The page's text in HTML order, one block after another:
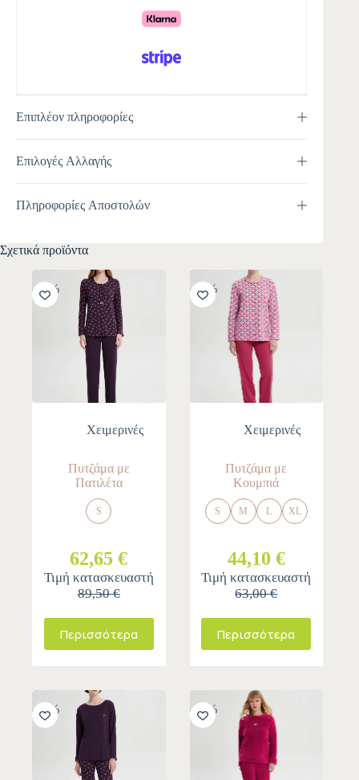
e
:
Επιπλέον πληροφορίες
Επιλογές Αλλαγής
Πληροφορίες Αποστολών
Σχετικά προϊόντα
-30%
Χειμερινές
Πυτζάμα με
Πατιλέτα
S
62,65 €
Τιμή κατασκευαστή
89,50 €
Περισσότερα
-30%
Χειμερινές
Πυτζάμα με
Κουμπιά
S M L XL
44,10 €
Τιμή κατασκευαστή
63,00 €
Περισσότερα
-30% -30%